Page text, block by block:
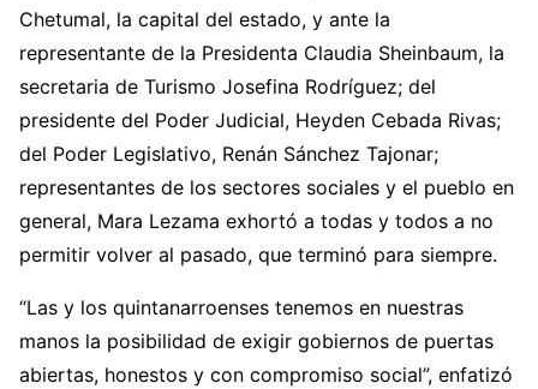
Chetumal, la capital del estado, y ante la
representante de la Presidenta Claudia Sheinbaum, la
secretaria de Turismo Josefina Rodríguez; del
presidente del Poder Judicial, Heyden Cebada Rivas;
del Poder Legislativo, Renán Sánchez Tajonar;
representantes de los sectores sociales y el pueblo en
general, Mara Lezama exhortó a todas y todos a no
permitir volver al pasado, que terminó para siempre.
“Las y los quintanarroenses tenemos en nuestras
manos la posibilidad de exigir gobiernos de puertas
abiertas, honestos y con compromiso social”, enfatizó